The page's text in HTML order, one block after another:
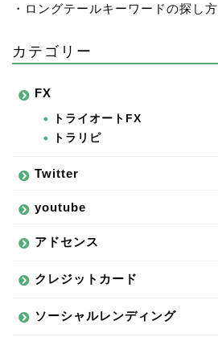
・ロングテールキーワードの探し方
カテゴリー
FX
トライオートFX
トラリピ
Twitter
youtube
アドセンス
クレジットカード
ソーシャルレンディング